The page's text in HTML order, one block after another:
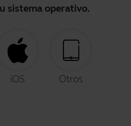
sistema operativo.
iOS Otros